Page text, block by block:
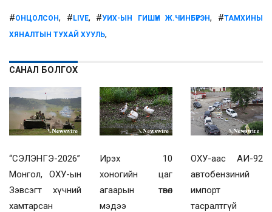
#ОНЦОЛСОН, # LIVE, #УИХ-ЫН ГИШҮҮН Ж.ЧИНБҮРЭН, #ТАМХИНЫ
ХЯНАЛТЫН ТУХАЙ ХУУЛЬ,
САНАЛ БОЛГОХ
“СЭЛЭНГЭ-2026”
Монгол, ОХУ-ын
Зэвсэгт хүчний
хамтарсан
Ирэх 10
хоногийн цаг
агаарын төвөл
мэдээ
ОХУ-аас АИ-92
автобензиний
импорт
тасралтгүй